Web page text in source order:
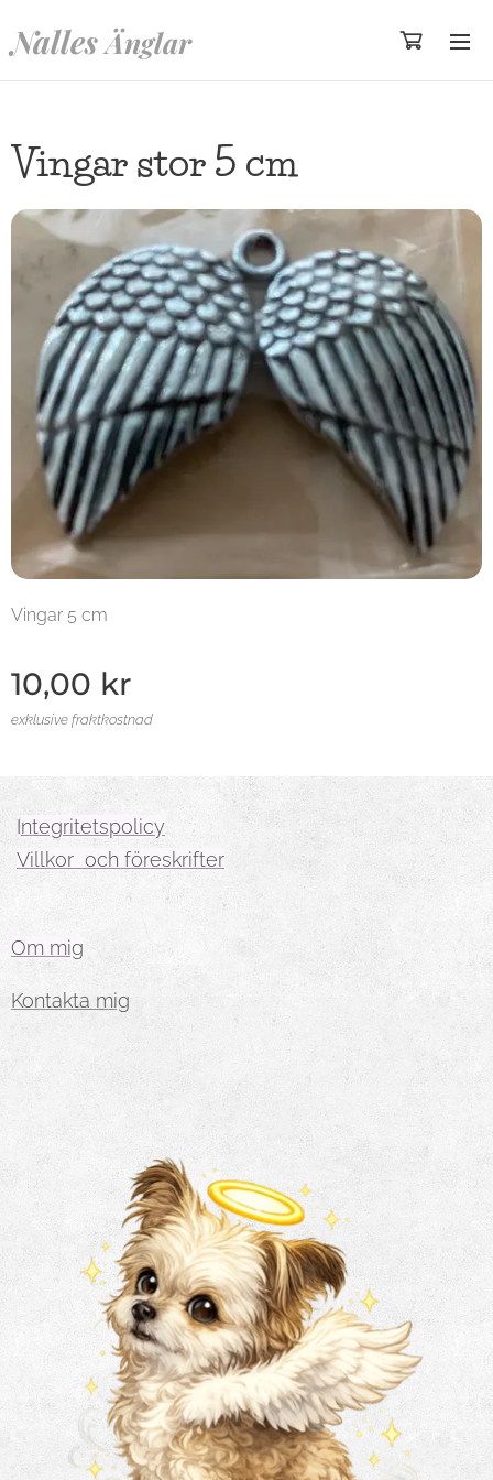
Nalles Änglar
Vingar stor 5 cm
Vingar 5 cm
10,00 kr
exklusive fraktkostnad
Integritetspolicy
Villkor och föreskrifter
Om mig
Kontakta mig